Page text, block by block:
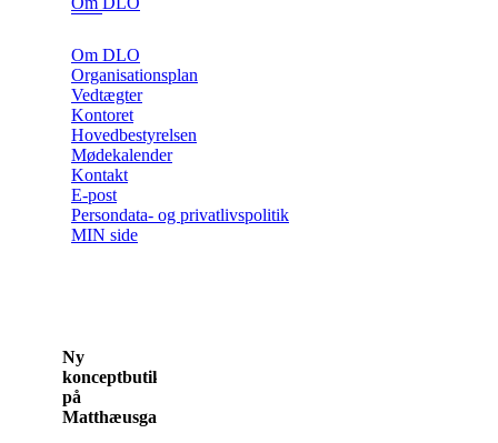
Om DLO
Organisationsplan
Vedtægter
Kontoret
Hovedbestyrelsen
Mødekalender
Kontakt
E-post
Persondata- og privatlivspolitik
MIN side
Ny
konceptbutik
på
Matthæusgade